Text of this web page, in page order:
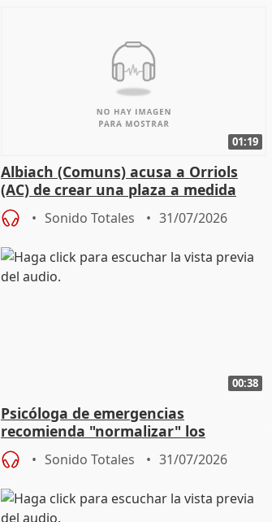
01:19
Albiach (Comuns) acusa a Orriols
(AC) de crear una plaza a medida
para su hija en Ripoll (Girona)
Sonido Totales 31/07/2026
00:38
Psicóloga de emergencias
recomienda "normalizar" los
síntomas tras sufrir un incendio
Sonido Totales 31/07/2026